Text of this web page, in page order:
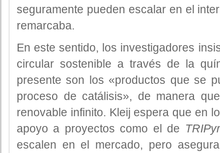
seguramente pueden escalar en el
remarcaba.
En este sentido, los investigadores
circular sostenible a través de la
presente son los «productos que se
proceso de catálisis», de manera
renovable infinito. Kleij espera que en
apoyo a proyectos como el de
escalen en el mercado, pero